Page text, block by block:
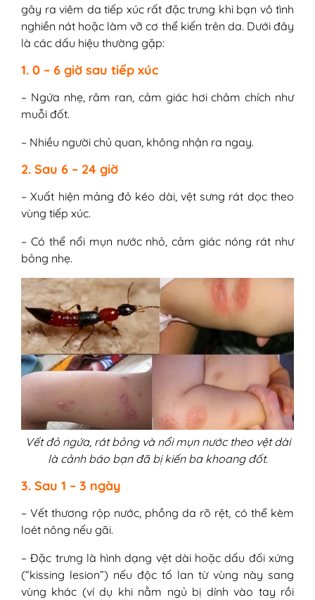
gây ra viêm da tiếp xúc rất đặc trưng khi bạn vô tình
nghiền nát hoặc làm vỡ cơ thể kiến trên da. Dưới đây
là các dấu hiệu thường gặp:
1. 0 – 6 giờ sau tiếp xúc
– Ngứa nhẹ, râm ran, cảm giác hơi châm chích như
muỗi đốt.
– Nhiều người chủ quan, không nhận ra ngay.
2. Sau 6 – 24 giờ
– Xuất hiện mảng đỏ kéo dài, vệt sưng rát dọc theo
vùng tiếp xúc.
– Có thể nổi mụn nước nhỏ, cảm giác nóng rát như
bỏng nhẹ.
Vết đỏ ngứa, rát bỏng và nổi mụn nước theo vệt dài
là cảnh báo bạn đã bị kiến ba khoang đốt.
3. Sau 1 – 3 ngày
– Vết thương rộp nước, phồng da rõ rệt, có thể kèm
loét nông nếu gãi.
– Đặc trưng là hình dạng vệt dài hoặc dấu đối xứng
(“kissing lesion”) nếu độc tố lan từ vùng này sang
vùng khác (ví dụ khi nằm ngủ bị dính vào tay rồi